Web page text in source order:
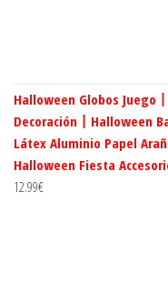
Halloween Globos Juego
Decoración丨Halloween
Látex Aluminio Papel
Halloween Fiesta
12.99€